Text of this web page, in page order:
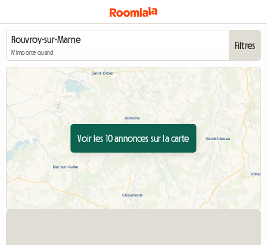
N'importe quand
Filtres
Voir les 10 annonces sur la carte